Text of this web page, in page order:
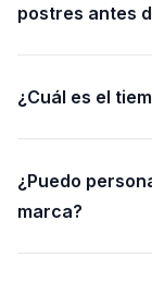
postres antes
¿Cuál es el
¿Puedo
marca?